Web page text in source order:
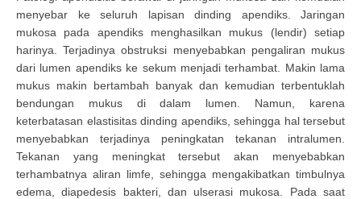
menyebar ke seluruh lapisan dinding apendiks. Jaringan
mukosa pada apendiks menghasilkan mukus (lendir) setiap
harinya. Terjadinya obstruksi menyebabkan pengaliran mukus
dari lumen apendiks ke sekum menjadi terhambat. Makin lama
mukus makin bertambah banyak dan kemudian terbentuklah
bendungan mukus di dalam lumen. Namun, karena
keterbatasan elastisitas dinding apendiks, sehingga hal tersebut
menyebabkan terjadinya peningkatan tekanan intralumen.
Tekanan yang meningkat tersebut akan menyebabkan
terhambatnya aliran limfe, sehingga mengakibatkan timbulnya
edema, diapedesis bakteri, dan ulserasi mukosa. Pada saat